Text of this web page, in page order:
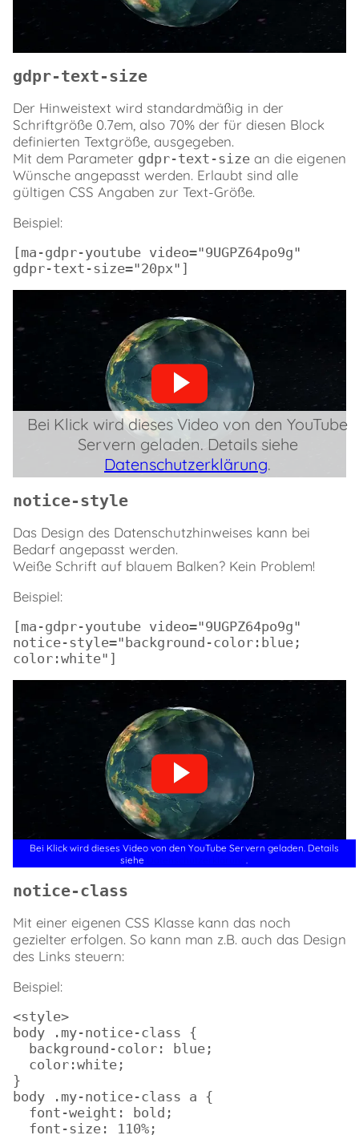
gdpr-text-size
Der Hinweistext wird standardmäßig in der
Schriftgröße 0.7em, also 70% der für diesen Block
definierten Textgröße, ausgegeben.
Mit dem Parameter gdpr-text-size an die eigenen
Wünsche angepasst werden. Erlaubt sind alle
gültigen CSS Angaben zur Text-Größe.
Beispiel:
[ma-gdpr-youtube video="9UGPZ64po9g"
gdpr-text-size="20px"]
Bei Klick wird dieses Video von den YouTube
Servern geladen. Details siehe
Datenschutzerklärung.
notice-style
Das Design des Datenschutzhinweises kann bei
Bedarf angepasst werden.
Weiße Schrift auf blauem Balken? Kein Problem!
Beispiel:
[ma-gdpr-youtube video="9UGPZ64po9g"
notice-style="background-color:blue;
color:white"]
Bei Klick wird dieses Video von den YouTube Servern geladen. Details
siehe
notice-class
Mit einer eigenen CSS Klasse kann das noch
gezielter erfolgen. So kann man z.B. auch das Design
des Links steuern:
Beispiel:
<style>
body .my-notice-class {
}
body .my-notice-class a {